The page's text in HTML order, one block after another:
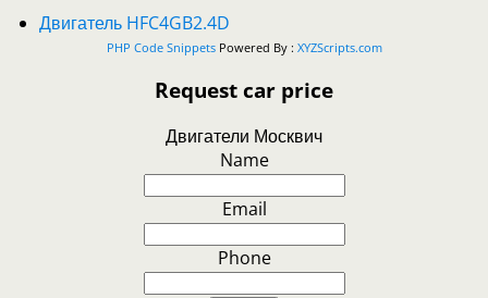
Двигатель HFC4GB2.4D
PHP Code SnippetsPowered By : XYZScripts.com
Request car price
Двигатели Москвич
Name
Email
Phone